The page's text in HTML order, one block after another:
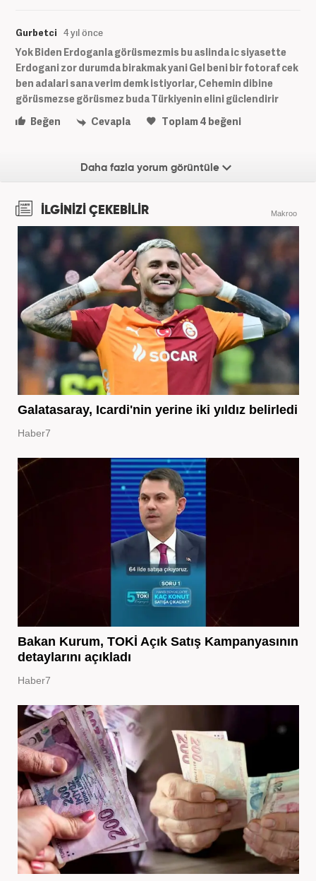
Gurbetci 4 yıl önce
Yok Biden Erdoganla görüsmezmis bu aslinda ic siyasette
Erdogani zor durumda birakmak yani Gel beni bir fotoraf cek
ben adalari sana verim demk istiyorlar, Cehemin dibine
görüsmezse görüsmez buda Türkiyenin elini güclendirir
Beğen
Cevapla Toplam4 beğeni
Daha fazla yorum görüntüle
İLGİNİZİ ÇEKEBİLİR Makroo
Galatasaray, Icardi'nin yerine iki yıldız belirledi
Haber7
Bakan Kurum, TOKİ Açık Satış Kampanyasının
detaylarını açıkladı
Haber7